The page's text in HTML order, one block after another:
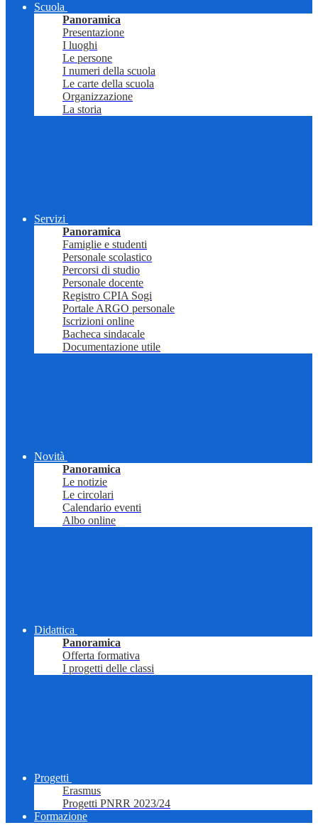
Scuola
Panoramica
Presentazione
I luoghi
Le persone
I numeri della scuola
Le carte della scuola
Organizzazione
La storia
Servizi
Panoramica
Famiglie e studenti
Personale scolastico
Percorsi di studio
Personale docente
Registro CPIA Sogi
Portale ARGO personale
Iscrizioni online
Bacheca sindacale
Documentazione utile
Novità
Panoramica
Le notizie
Le circolari
Calendario eventi
Albo online
Didattica
Panoramica
Offerta formativa
I progetti delle classi
Progetti
Erasmus
Progetti PNRR 2023/24
Formazione